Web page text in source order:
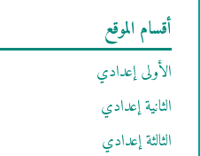
أقسام الموقع
الأولى إعدادي
الثانية إعدادي
الثالثة إعدادي